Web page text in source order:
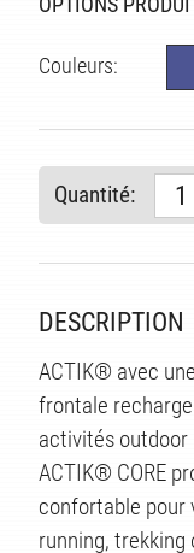
OPTIONS
Couleurs:
Quantité:
DESCRIPTION
ACTIK® avec
frontale
activités outdoor
ACTIK® CORE
confortable pour
running,